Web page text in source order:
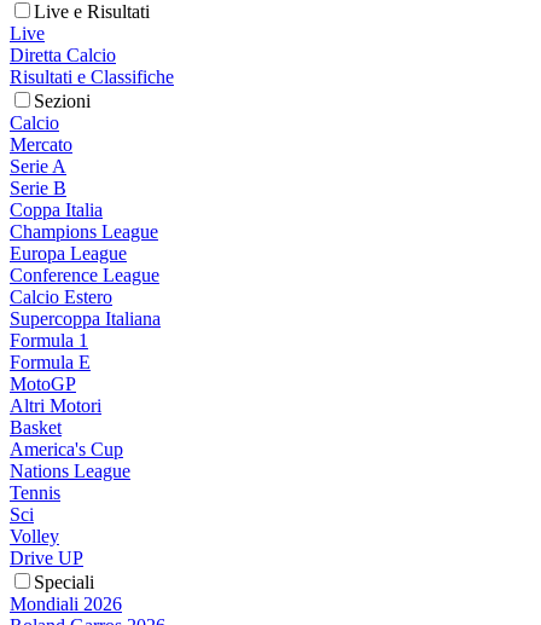
Live e Risultati
Live
Diretta Calcio
Risultati e Classifiche
Sezioni
Calcio
Mercato
Serie A
Serie B
Coppa Italia
Champions League
Europa League
Conference League
Calcio Estero
Supercoppa Italiana
Formula 1
Formula E
MotoGP
Altri Motori
Basket
America's Cup
Nations League
Tennis
Sci
Volley
Drive UP
Speciali
Mondiali 2026